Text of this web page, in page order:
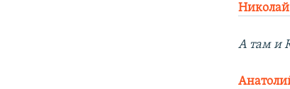
Николай
А там и